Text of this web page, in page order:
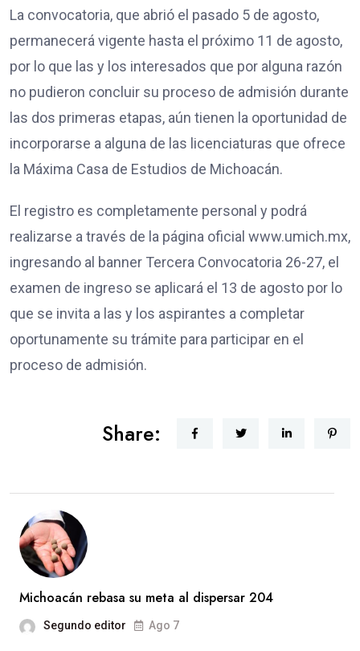
La convocatoria, que abrió el pasado 5 de agosto,
permanecerá vigente hasta el próximo 11 de agosto,
por lo que las y los interesados que por alguna razón
no pudieron concluir su proceso de admisión durante
las dos primeras etapas, aún tienen la oportunidad de
incorporarse a alguna de las licenciaturas que ofrece
la Máxima Casa de Estudios de Michoacán.
El registro es completamente personal y podrá
realizarse a través de la página oficial www.umich.mx,
ingresando al banner Tercera Convocatoria 26-27, el
examen de ingreso se aplicará el 13 de agosto por lo
que se invita a las y los aspirantes a completar
oportunamente su trámite para participar en el
proceso de admisión.
Share:
Michoacán rebasa su meta al dispersar 204
Segundo editor Ago 7